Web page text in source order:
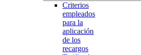
Criterios
empleados
para la
aplicación
de los
recargos